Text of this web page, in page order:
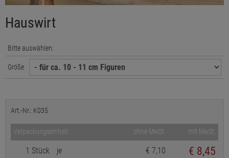
Hauswirt
Bitte auswählen:
Größe
Art.-Nr.: K035
Verpackungseinheit ohne MwSt. mit MwSt.
1 Stück je € 7,10 € 8,45